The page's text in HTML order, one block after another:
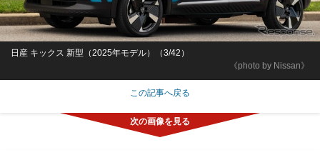
《photo by Nissan》
日産 キックス 新型（2025年モデル）（3/42）
この記事へ戻る